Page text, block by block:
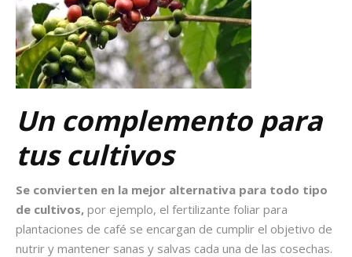
Un complemento para
tus cultivos
Se convierten en la mejor alternativa para todo tipo
de cultivos, por ejemplo, el fertilizante foliar para
plantaciones de café se encargan de cumplir el objetivo de
nutrir y mantener sanas y salvas cada una de las cosechas.